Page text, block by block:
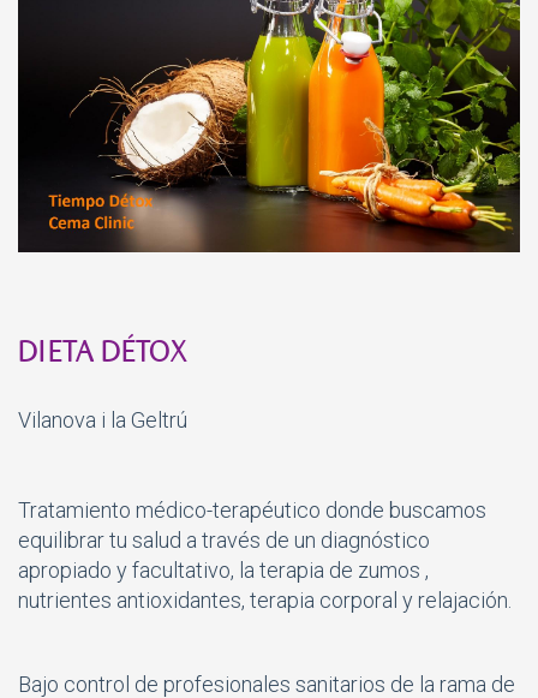
DIETA DÉTOX
Vilanova i la Geltrú
Tratamiento médico-terapéutico donde buscamos
equilibrar tu salud a través de un diagnóstico
apropiado y facultativo, la terapia de zumos ,
nutrientes antioxidantes, terapia corporal y relajación.
Bajo control de profesionales sanitarios de la rama de